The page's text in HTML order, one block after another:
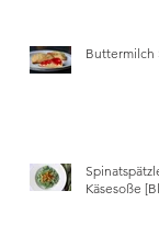
Buttermilch
Käsesoße